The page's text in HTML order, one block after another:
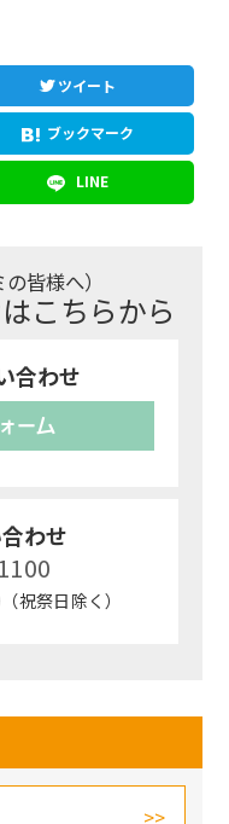
ツイート
ブックマーク
LINE
皆様へ）
こちらから
合わせ
ーム
わせ
祝祭日除く）